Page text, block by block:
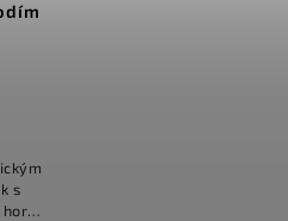
s
hor